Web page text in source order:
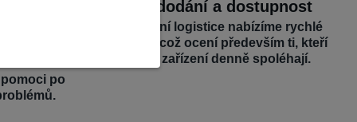
po
Rychlé dodání a dostupnost
Díky efektivní logistice nabízíme rychlé
dodání dílů, což ocení především ti, kteří
se na svá zařízení denně spoléhají.